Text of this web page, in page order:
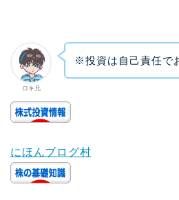
ロキ兄
※投資は自己責任で
にほんブログ村